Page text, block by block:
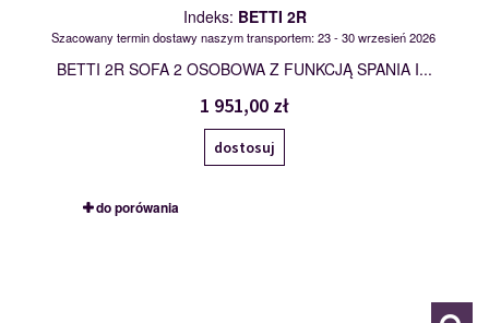
Indeks: BETTI 2R
Szacowany termin dostawy naszym transportem: 23 - 30 wrzesień 2026
BETTI 2R SOFA 2 OSOBOWA Z FUNKCJĄ SPANIA I...
1 951,00 zł
dostosuj
do porówania